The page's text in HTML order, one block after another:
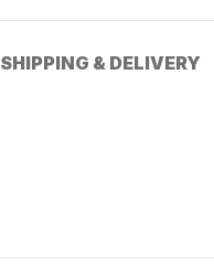
SHIPPING & DELIVERY